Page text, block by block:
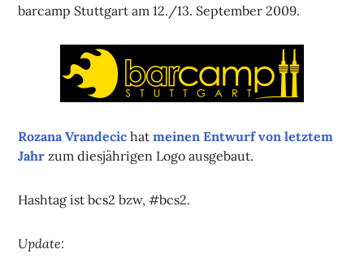
barcamp Stuttgart am 12./13. September 2009.
Rozana Vrandecic hatmeinen Entwurf von letztem
Jahr zum diesjährigen Logo ausgebaut.
Hashtag ist bcs2 bzw, #bcs2.
Update: